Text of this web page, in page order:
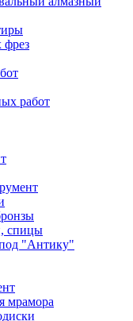
фрез
работ
спицы
"Антику"
мрамора